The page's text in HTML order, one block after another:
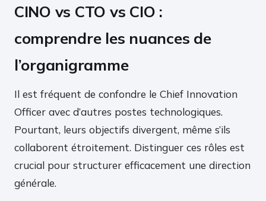
CINO vs CTO vs CIO :
comprendre les nuances de
l’organigramme
Il est fréquent de confondre le Chief Innovation
Officer avec d’autres postes technologiques.
Pourtant, leurs objectifs divergent, même s’ils
collaborent étroitement. Distinguer ces rôles est
crucial pour structurer efficacement une direction
générale.